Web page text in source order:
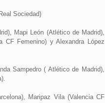
Sociedad)
Mapi León (Atlético de Madrid),
CF Femenino) y Alexandra López
Sampedro ( Atlético de Madrid),
Maripaz Vila (Valencia CF